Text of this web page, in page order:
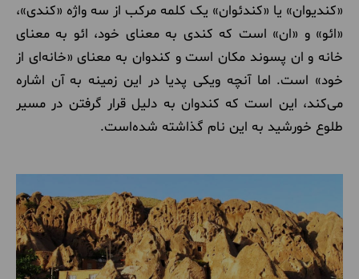
«کندیوان» یا «کندئوان» یک کلمه مرکب از سه واژه «کندی»،
«ائو» و «ان» است که کندی به معنای خود، ائو به معنای
خانه و ان پسوند مکان است و کندوان به معنای «خانه‌ای از
خود» است. اما آنچه ویکی پدیا در این زمینه به آن اشاره
می‌کند، این است که کندوان به دلیل قرار گرفتن در مسیر
طلوع خورشید به این نام گذاشته شده‌است.